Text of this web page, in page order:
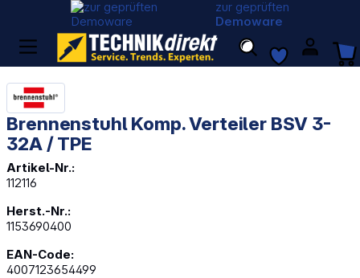
zur geprüften
Demoware
Brennenstuhl Komp. Verteiler BSV 3-
32A / TPE
Artikel-Nr.:
112116
Herst.-Nr.:
1153690400
EAN-Code:
4007123654499